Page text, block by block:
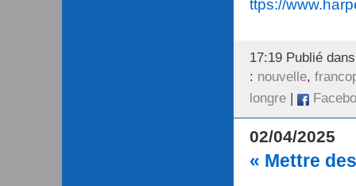
ttps://
17:19 Publié
: nouvelle,
longre |
02/04/2025
« Mettre